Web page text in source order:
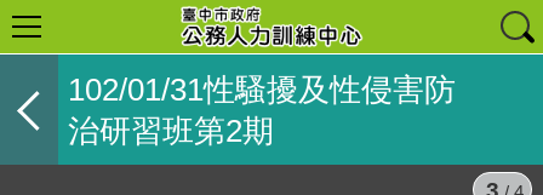
102/01/31性騷擾及性侵害防
治研習班第2期